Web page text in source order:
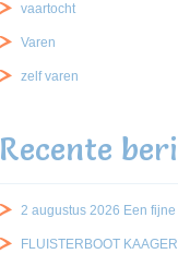
vaartocht
Varen
zelf varen
Recente
2 augustus 2026 Een
FLUISTERBOOT